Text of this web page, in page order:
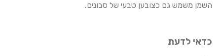
השמן משמש גם כצובען טבעי של סבונים.
כדאי לדעת